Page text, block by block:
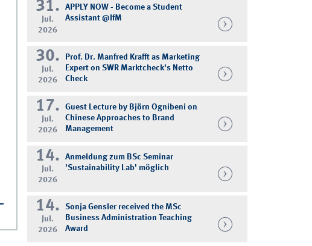
31.
Jul.
2026
APPLY NOW - Become a Student
Assistant @IfM
30.
Jul.
2026
Prof. Dr. Manfred Krafft as Marketing
Expert on SWR Marktcheck's Netto
Check
17.
Jul.
2026
Guest Lecture by Björn Ognibeni on
Chinese Approaches to Brand
Management
14.
Jul.
2026
Anmeldung zum BSc Seminar
'Sustainability Lab' möglich
14.
Jul.
2026
Sonja Gensler received the MSc
Business Administration Teaching
Award